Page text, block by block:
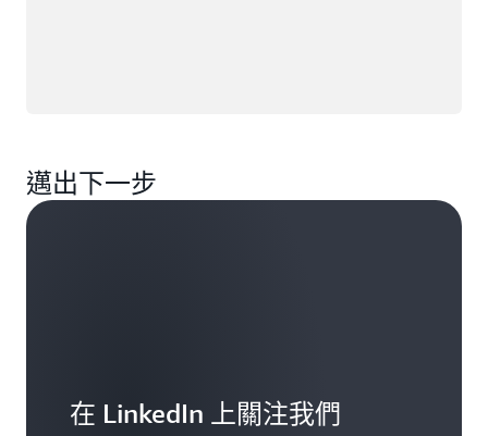
邁出下一步
在 LinkedIn 上關注我們